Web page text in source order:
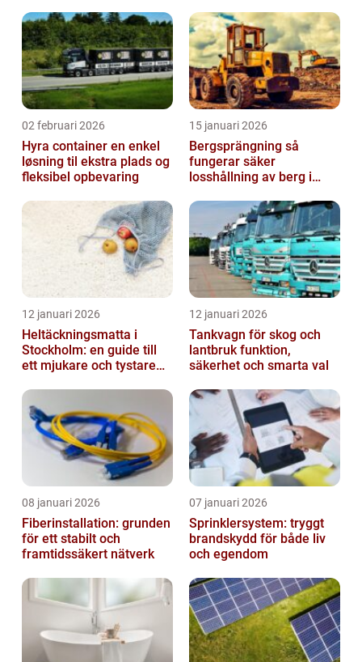
02 februari 2026
Hyra container en enkel
løsning til ekstra plads og
fleksibel opbevaring
15 januari 2026
Bergsprängning så
fungerar säker
losshållning av berg i
12 januari 2026
Heltäckningsmatta i
Stockholm: en guide till
ett mjukare och tystare
12 januari 2026
Tankvagn för skog och
lantbruk funktion,
säkerhet och smarta val
08 januari 2026
Fiberinstallation: grunden
för ett stabilt och
framtidssäkert nätverk
07 januari 2026
Sprinklersystem: tryggt
brandskydd för både liv
och egendom